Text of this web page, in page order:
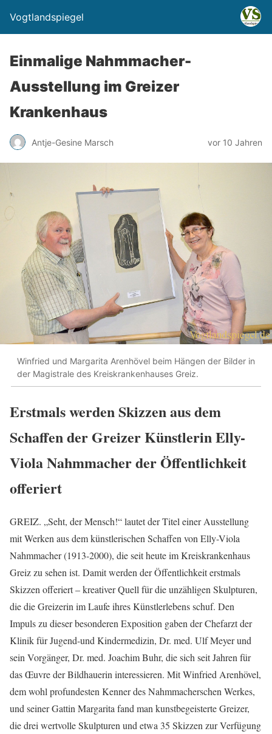
Vogtlandspiegel
Einmalige Nahmmacher-
Ausstellung im Greizer
Krankenhaus
Antje-Gesine Marsch vor 10 Jahren
Winfried und Margarita Arenhövel beim Hängen der Bilder in
der Magistrale des Kreiskrankenhauses Greiz.
Erstmals werden Skizzen aus dem
Schaffen der Greizer Künstlerin Elly-
Viola Nahmmacher der Öffentlichkeit
offeriert
GREIZ. „Seht, der Mensch!“ lautet der Titel einer Ausstellung
mit Werken aus dem künstlerischen Schaffen von Elly-Viola
Nahmmacher (1913-2000), die seit heute im Kreiskrankenhaus
Greiz zu sehen ist. Damit werden der Öffentlichkeit erstmals
Skizzen offeriert – kreativer Quell für die unzähligen Skulpturen,
die die Greizerin im Laufe ihres Künstlerlebens schuf. Den
Impuls zu dieser besonderen Exposition gaben der Chefarzt der
Klinik für Jugend-und Kindermedizin, Dr. med. Ulf Meyer und
sein Vorgänger, Dr. med. Joachim Buhr, die sich seit Jahren für
das Œuvre der Bildhauerin interessieren. Mit Winfried Arenhövel,
dem wohl profundesten Kenner des Nahmmacherschen Werkes,
und seiner Gattin Margarita fand man kunstbegeisterte Greizer,
die drei wertvolle Skulpturen und etwa 35 Skizzen zur Verfügung